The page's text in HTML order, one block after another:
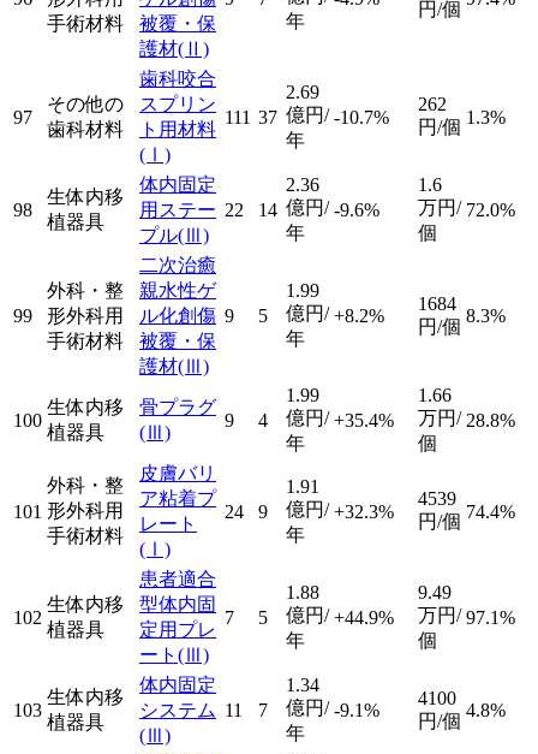
手術材料
被覆・保
護材(Ⅱ)
年
円/個
97
その他の
歯科材料
歯科咬合
スプリン
ト用材料
(Ⅰ)
111 37
2.69
億円/
年
-10.7%
262
円/個 1.3%
98
生体内移
植器具
体内固定
用ステー
プル(Ⅲ)
22 14
2.36
億円/
年
-9.6%
1.6
万円/
個
72.0%
99
外科・整
形外科用
手術材料
二次治癒
親水性ゲ
ル化創傷
被覆・保
護材(Ⅲ)
9 5
1.99
億円/
年
+8.2%
1684
円/個
8.3%
100
生体内移
植器具
骨プラグ
(Ⅲ)
9 4
1.99
億円/
年
+35.4%
1.66
万円/
個
28.8%
101
外科・整
形外科用
手術材料
皮膚バリ
ア粘着プ
レート
(Ⅰ)
24 9
1.91
億円/
年
+32.3%
4539
円/個 74.4%
102
生体内移
植器具
患者適合
型体内固
定用プレ
ート (Ⅲ)
7 5
1.88
億円/
年
+44.9%
9.49
万円/
個
97.1%
103
生体内移
植器具
体内固定
システム
(Ⅲ)
11 7
1.34
億円/
年
-9.1%
4100
円/個
4.8%